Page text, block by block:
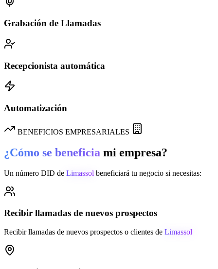
Grabación de Llamadas
Recepcionista automática
Automatización
BENEFICIOS EMPRESARIALES
¿Cómo se beneficia mi empresa?
Un número DID de Limassol beneficiará tu negocio si necesitas:
Recibir llamadas de nuevos prospectos
Recibir llamadas de nuevos prospectos o clientes de Limassol